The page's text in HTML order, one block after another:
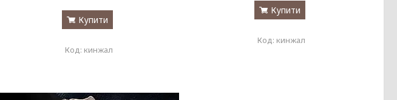
Купити
кинжал
Купити
кинжал